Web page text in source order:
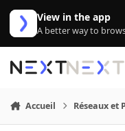
Aller au contenu
View in the app
A better way to
Accueil Réseaux